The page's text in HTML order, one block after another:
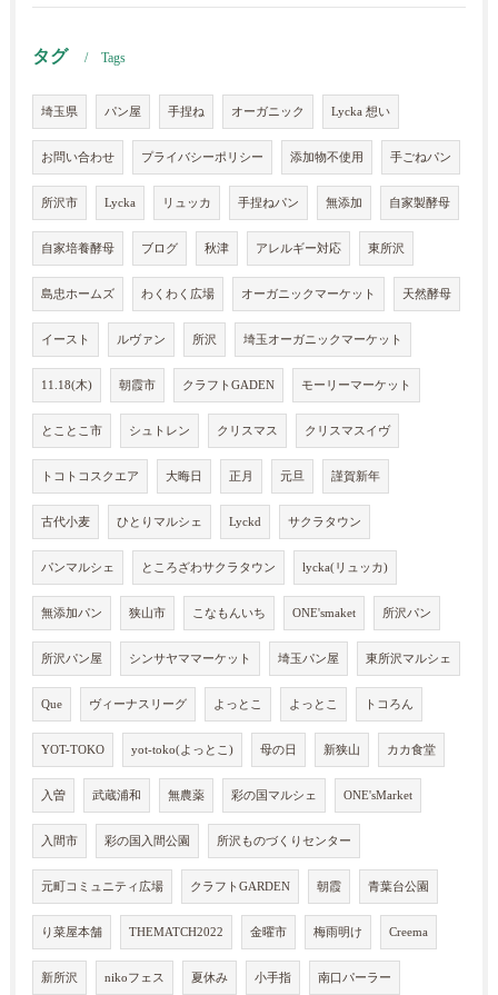
タグ Tags
埼玉県 パン屋 手捏ね オーガニック Lycka 想い
お問い合わせ プライバシーポリシー 添加物不使用 手ごねパン
所沢市 Lycka リュッカ 手捏ねパン 無添加 自家製酵母
自家培養酵母 ブログ 秋津 アレルギー対応 東所沢
島忠ホームズ わくわく広場 オーガニックマーケット 天然酵母
イースト ルヴァン 所沢 埼玉オーガニックマーケット
11.18(木) 朝霞市 クラフトGADEN モーリーマーケット
とことこ市 シュトレン クリスマス クリスマスイヴ
トコトコスクエア 大晦日 正月 元旦 謹賀新年
古代小麦 ひとりマルシェ Lyckd サクラタウン
パンマルシェ ところざわサクラタウン lycka(リュッカ)
無添加パン 狭山市 こなもんいち ONE'smaket 所沢パン
所沢パン屋 シンサヤママーケット 埼玉パン屋 東所沢マルシェ
Que ヴィーナスリーグ よっとこ よっとこ トコろん
YOT-TOKO yot-toko(よっとこ) 母の日 新狭山 カカ食堂
入曽 武蔵浦和 無農薬 彩の国マルシェ ONE'sMarket
入間市 彩の国入間公園 所沢ものづくりセンター
元町コミュニティ広場 クラフトGARDEN 朝霞 青葉台公園
り菜屋本舗 THEMATCH2022 金曜市 梅雨明け Creema
新所沢 nikoフェス 夏休み 小手指 南口パーラー